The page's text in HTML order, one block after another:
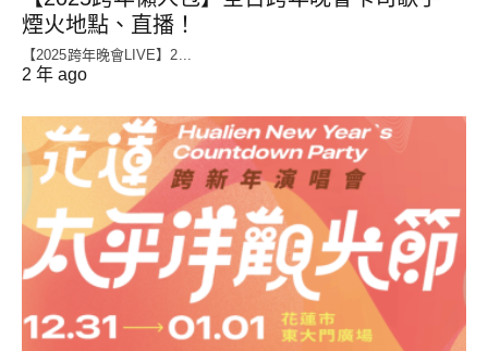
煙火地點、直播！
【2025跨年晚會LIVE】2...
2 年 ago